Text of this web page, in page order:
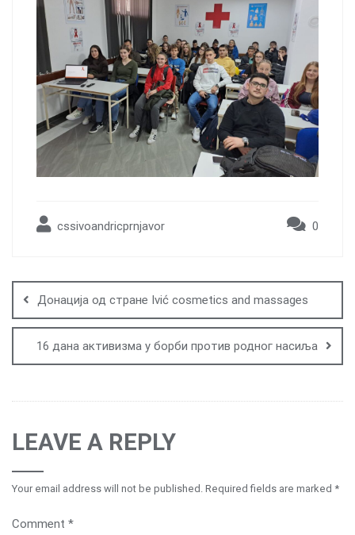
cssivoandricprnjavor 0
navigation
Донација од стране Ivić cosmetics and massages
16 дана активизма у борби против родног насиља
LEAVE A REPLY
Your email address will not be published. Required fields are marked *
Comment *